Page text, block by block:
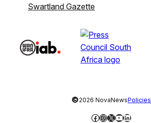
Swartland Gazette
©2026 NovaNewsPolicies
Facebook
Instagram
X YouTube
LinkedIn